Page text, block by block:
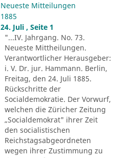
Neueste Mitteilungen
1885
24. Juli , Seite 1
"...IV. Jahrgang. No. 73.
Neueste Mittheilungen.
Verantwortlicher Herausgeber:
i. V. Dr. jur. Hammann. Berlin,
Freitag, den 24. Juli 1885.
Rückschritte der
Socialdemokratie. Der Vorwurf,
welchen die Züricher Zeitung
„Socialdemokrat" ihrer Zeit
den socialistischen
Reichstagsabgeordneten
wegen ihrer Zustimmung zu